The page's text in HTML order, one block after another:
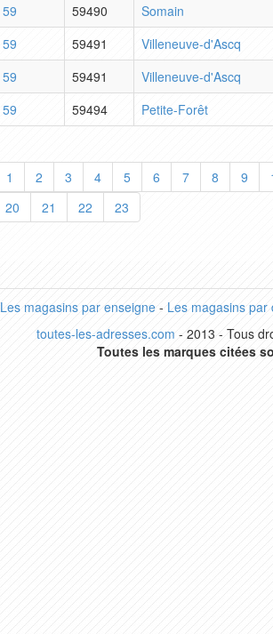
59
59490
Somain
59
59491
Villeneuve-d'Ascq
59
59491
Villeneuve-d'Ascq
59
59494 Petite-Forêt
1 2 3 4 5 6 7 8 9
20
21 22 23
Les magasins par enseigne- Les magasins par
toutes-les-adresses.com - 2013 - Tous
Toutes les marques citées